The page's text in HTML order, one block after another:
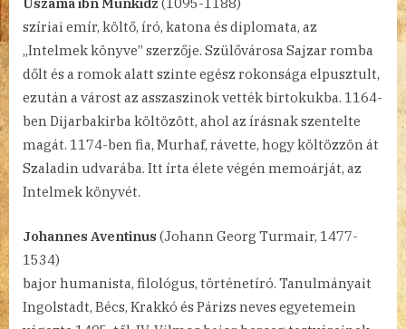
Uszáma ibn Munkidz (1095-1188)
szíriai emír, költő, író, katona és diplomata, az
„Intelmek könyve” szerzője. Szülővárosa Sajzar romba
dőlt és a romok alatt szinte egész rokonsága elpusztult,
ezután a várost az asszaszinok vették birtokukba. 1164-
ben Dijarbakirba költözött, ahol az írásnak szentelte
magát. 1174-ben fia, Murhaf, rávette, hogy költözzön át
Szaladin udvarába. Itt írta élete végén memoárját, az
Intelmek könyvét.
Johannes Aventinus (Johann Georg Turmair, 1477-
1534)
bajor humanista, filológus, történetíró. Tanulmányait
Ingolstadt, Bécs, Krakkó és Párizs neves egyetemein